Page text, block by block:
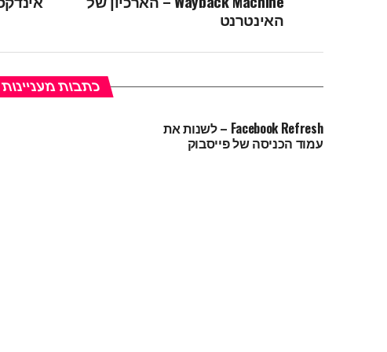
האינטרנט
כתבות
Facebook Refresh – לשנות את
עמוד הכניסה של פייסבוק